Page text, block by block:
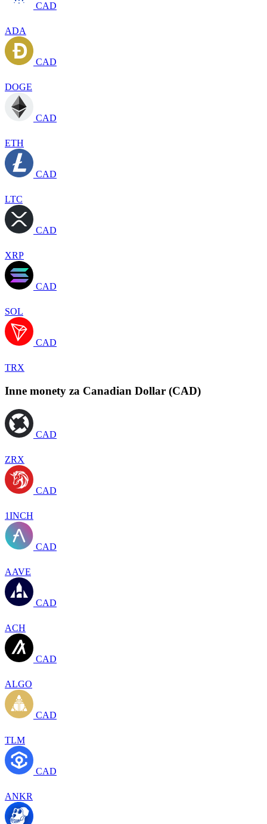
CAD
ADA
CAD
DOGE
CAD
ETH
CAD
LTC
CAD
XRP
CAD
SOL
CAD
TRX
Inne monety za Canadian Dollar (CAD)
CAD
ZRX
CAD
1INCH
CAD
AAVE
CAD
ACH
CAD
ALGO
CAD
TLM
CAD
ANKR